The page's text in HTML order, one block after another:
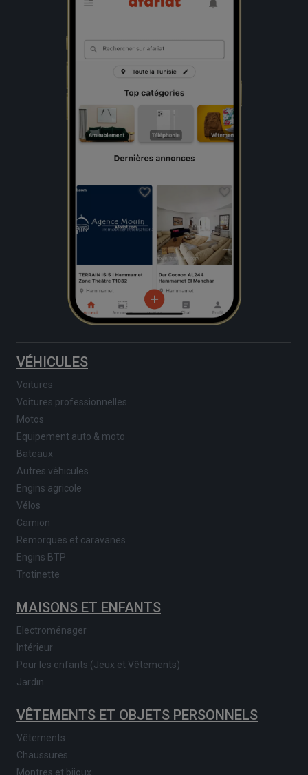
VÉHICULES
Voitures
Voitures professionnelles
Motos
Equipement auto & moto
Bateaux
Autres véhicules
Engins agricole
Vélos
Camion
Remorques et caravanes
Engins BTP
Trotinette
MAISONS ET ENFANTS
Electroménager
Intérieur
Pour les enfants (Jeux et Vêtements)
Jardin
VÊTEMENTS ET OBJETS PERSONNELS
Vêtements
Chaussures
Montres et bijoux